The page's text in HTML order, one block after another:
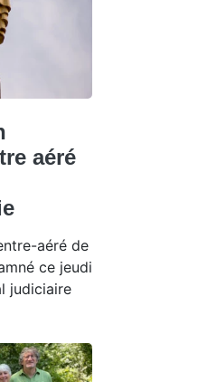
aéré
aéré de
ce jeudi
judiciaire